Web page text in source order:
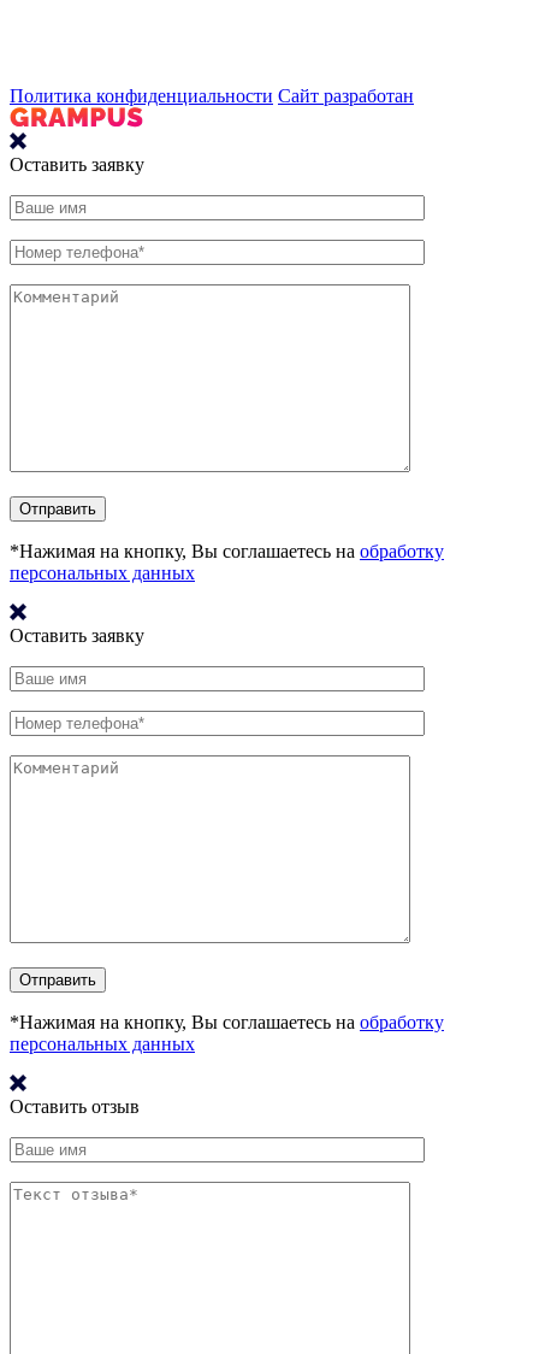
Политика конфиденциальности Сайт разработан
Оставить заявку
*Нажимая на кнопку, Вы соглашаетесь на обработку
персональных данных
Оставить заявку
*Нажимая на кнопку, Вы соглашаетесь на обработку
персональных данных
Оставить отзыв